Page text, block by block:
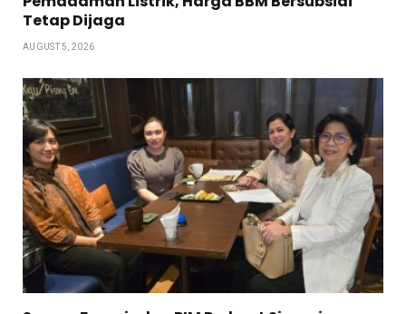
Tetap Dijaga
AUGUST 5, 2026